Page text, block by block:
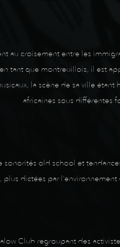
au croisement entre les
tant que montreuillois, il est
la scène de sa ville
africaines sous différentes
sonorités old school et
plus dictées par
Club regroupant des